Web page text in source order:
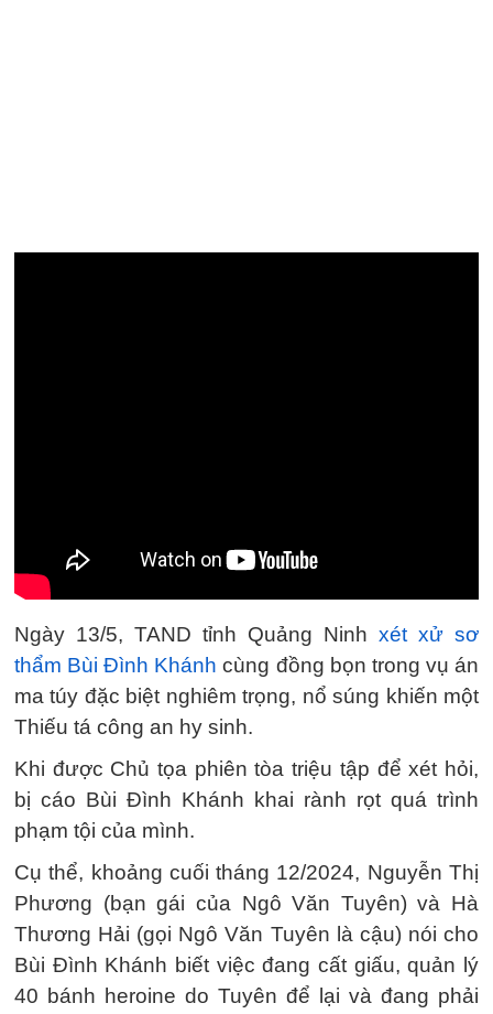
Ngày 13/5, TAND tỉnh Quảng Ninh xét xử sơ
thẩm Bùi Đình Khánh cùng đồng bọn trong vụ án
ma túy đặc biệt nghiêm trọng, nổ súng khiến một
Thiếu tá công an hy sinh.
Khi được Chủ tọa phiên tòa triệu tập để xét hỏi,
bị cáo Bùi Đình Khánh khai rành rọt quá trình
phạm tội của mình.
Cụ thể, khoảng cuối tháng 12/2024, Nguyễn Thị
Phương (bạn gái của Ngô Văn Tuyên) và Hà
Thương Hải (gọi Ngô Văn Tuyên là cậu) nói cho
Bùi Đình Khánh biết việc đang cất giấu, quản lý
40 bánh heroine do Tuyên để lại và đang phải